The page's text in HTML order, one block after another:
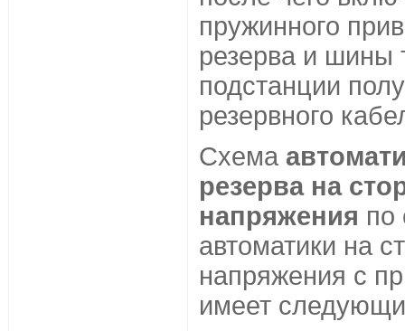
пружинного
резерва и шины
подстанции
резервного
Схема
резерва на
напряжения по
автоматики на
напряжения с
имеет